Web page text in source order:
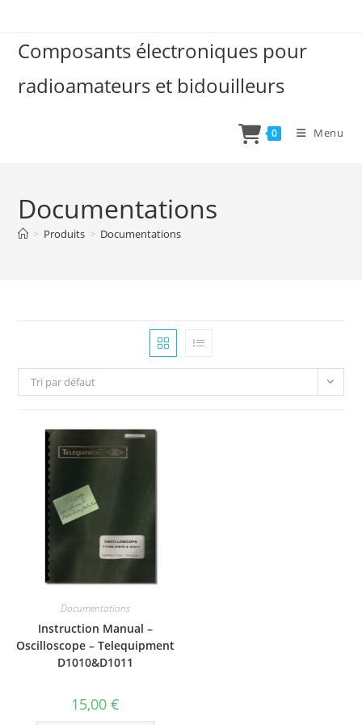
contentComposants électroniques pour
radioamateurs et bidouilleurs
0 Menu
Documentations
> Produits > Documentations
Tri par défaut
Documentations
Instruction Manual –
Oscilloscope – Telequipment
D1010&D1011
15,00€